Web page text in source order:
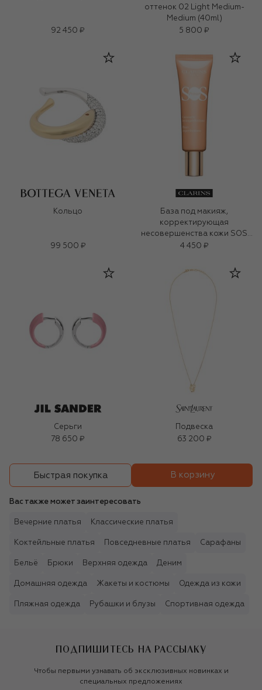
92 450 ₽
оттенок 02 Light Medium-
Medium (40ml)
5 800 ₽
Кольцо
99 500 ₽
База под макияж,
корректирующая
несовершенства кожи SOS
Primer (30ml)
4 450 ₽
Серьги
78 650 ₽
Подвеска
63 200 ₽
Быстрая покупка В корзину
Вас также может заинтересовать
Вечерние платья Классические платья
Коктейльные платья Повседневные платья Сарафаны
Бельё Брюки Верхняя одежда Деним
Домашняя одежда Жакеты и костюмы Одежда из кожи
Пляжная одежда Рубашки и блузы Спортивная одежда
ПОДПИШИТЕСЬ НА РАССЫЛКУ
Чтобы первыми узнавать об эксклюзивных новинках и
специальных предложениях